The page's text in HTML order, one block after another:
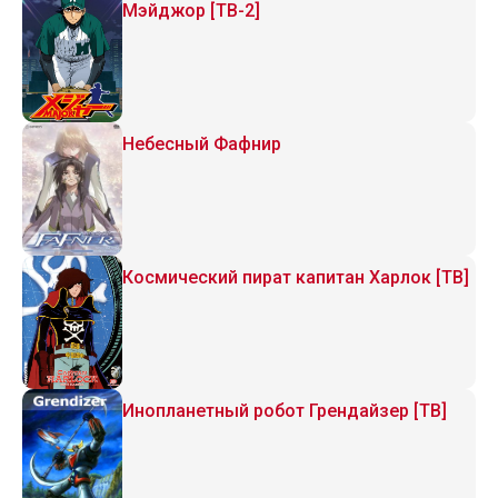
Мэйджор [ТВ-2]
Небесный Фафнир
Космический пират капитан Харлок [ТВ]
Инопланетный робот Грендайзер [ТВ]